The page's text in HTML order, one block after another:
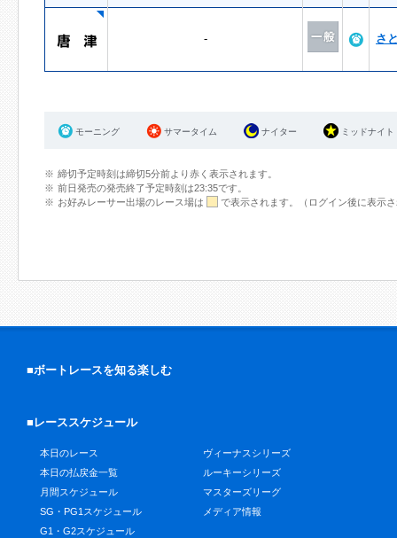
- さ
モーニング サマータイム ナイター ミッドナイト
締切予定時刻は締切5分前より赤く表示されます。
前日発売の発売終了予定時刻は23:35です。
お好みレーサー出場のレース場は
で表示されます。（ログイン後に表示
■ボートレースを知る楽しむ
■レーススケジュール
本日のレース
本日の払戻金一覧
月間スケジュール
SG・PG1スケジュール
G1・G2スケジュール
ヴィーナスシリーズ
ルーキーシリーズ
マスターズリーグ
メディア情報